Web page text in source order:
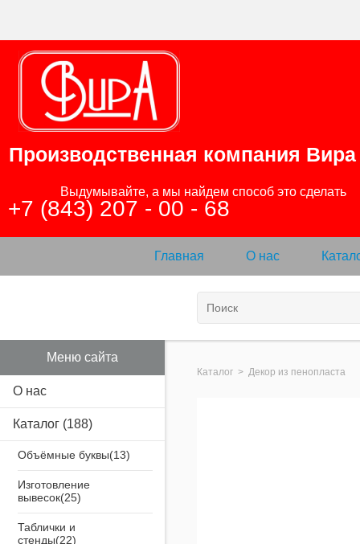
Производственная компания Вира
+7 (843) 207 - 00 - 68
Главная О нас
Меню сайта
О нас
Каталог (188)
Объёмные буквы
Изготовление
вывесок
Таблички и
стенды
Каталог > Декор из пенопласта